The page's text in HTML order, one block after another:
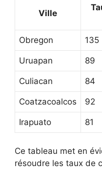
Ville
Obregon 135
Uruapan 89
Culiacan 84
Coatzacoalcos 92
Irapuato 81
Ce tableau met en
résoudre les taux de